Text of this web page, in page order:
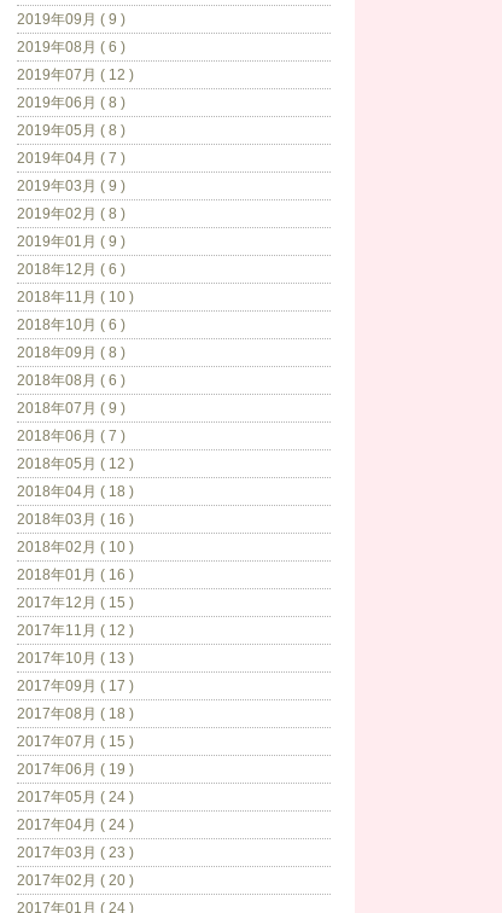
2019年09月 ( 9 )
2019年08月 ( 6 )
2019年07月 ( 12 )
2019年06月 ( 8 )
2019年05月 ( 8 )
2019年04月 ( 7 )
2019年03月 ( 9 )
2019年02月 ( 8 )
2019年01月 ( 9 )
2018年12月 ( 6 )
2018年11月 ( 10 )
2018年10月 ( 6 )
2018年09月 ( 8 )
2018年08月 ( 6 )
2018年07月 ( 9 )
2018年06月 ( 7 )
2018年05月 ( 12 )
2018年04月 ( 18 )
2018年03月 ( 16 )
2018年02月 ( 10 )
2018年01月 ( 16 )
2017年12月 ( 15 )
2017年11月 ( 12 )
2017年10月 ( 13 )
2017年09月 ( 17 )
2017年08月 ( 18 )
2017年07月 ( 15 )
2017年06月 ( 19 )
2017年05月 ( 24 )
2017年04月 ( 24 )
2017年03月 ( 23 )
2017年02月 ( 20 )
2017年01月 ( 24 )